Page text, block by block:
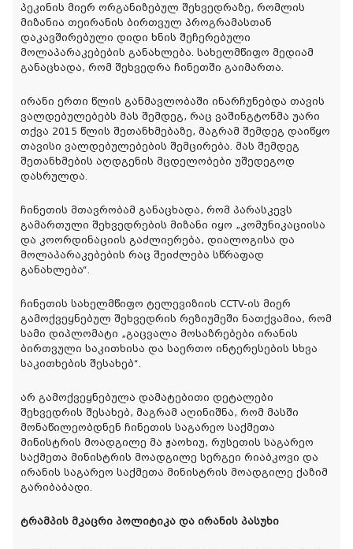
პეკინის მიერ ორგანიზებულ შეხვედრაზე, რომლის
მიზანია თეირანის ბირთვულ პროგრამასთან
დაკავშირებული დიდი ხნის შეჩერებული
მოლაპარაკებების განახლება. სახელმწიფო მედიამ
განაცხადა, რომ შეხვედრა ჩინეთში გაიმართა.
ირანი ერთი წლის განმავლობაში ინარჩუნებდა თავის
ვალდებულებებს მას შემდეგ, რაც ვაშინგტონმა უარი
თქვა 2015 წლის შეთანხმებაზე, მაგრამ შემდეგ დაიწყო
თავისი ვალდებულებების შემცირება. მას შემდეგ
შეთანხმების აღდგენის მცდელობები უშედეგოდ
დასრულდა.
ჩინეთის მთავრობამ განაცხადა, რომ პარასკევს
გამართული შეხვედრების მიზანი იყო „კომუნიკაციისა
და კოორდინაციის გაძლიერება, დიალოგისა და
მოლაპარაკებების რაც შეიძლება სწრაფად
განახლება“.
ჩინეთის სახელმწიფო ტელევიზიის CCTV-ის მიერ
გამოქვეყნებულ შეხვედრის რეზიუმეში ნათქვამია, რომ
სამი დიპლომატი „გაცვალა მოსაზრებები ირანის
ბირთვული საკითხისა და საერთო ინტერესების სხვა
საკითხების შესახებ“.
არ გამოქვეყნებულა დამატებითი დეტალები
შეხვედრის შესახებ, მაგრამ აღინიშნა, რომ მასში
მონაწილეობდნენ ჩინეთის საგარეო საქმეთა
მინისტრის მოადგილე მა ჟაოხიუ, რუსეთის საგარეო
საქმეთა მინისტრის მოადგილე სერგეი რიაბკოვი და
ირანის საგარეო საქმეთა მინისტრის მოადგილე ქაზიმ
გარიბაბადი.
ტრამპის მკაცრი პოლიტიკა და ირანის პასუხი